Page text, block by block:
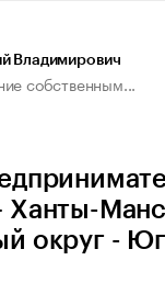
Владимирович
собственным...
Ханты-
округ -